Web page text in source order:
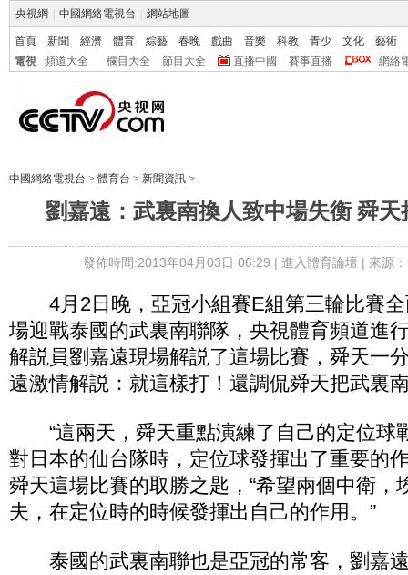
央視網 中國網絡電視台 網站地圖
首頁 新聞 經濟 體育 綜藝 春晚 戲曲 音樂 科教 青少 文化
藝術
電視
頻道大全 欄目大全 節目大全 直播中國 賽事直播 網絡
中國網絡電視台 > 體育台 > 新聞資訊 >
劉嘉遠：武裏南換人致中場失衡 舜
發佈時間:2013年04月03日 06:29 | 進入體育論壇 | 來源
4月2日晚，亞冠小組賽E組第三輪比賽全
場迎戰泰國的武裏南聯隊，央視體育頻道進
解説員劉嘉遠現場解説了這場比賽，舜天一
遠激情解説：就這樣打！還調侃舜天把武裏
“這兩天，舜天重點演練了自己的定位球
對日本的仙台隊時，定位球發揮出了重要的
舜天這場比賽的取勝之匙，“希望兩個中衛，
夫，在定位時的時候發揮出自己的作用。”
泰國的武裏南聯也是亞冠的常客，劉嘉遠